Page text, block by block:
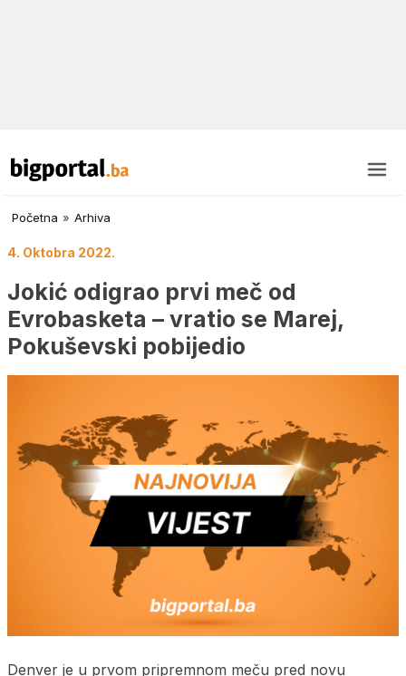
Početna » Arhiva
4. Oktobra 2022.
Jokić odigrao prvi meč od
Evrobasketa – vratio se Marej,
Pokuševski pobijedio
Denver je u prvom pripremnom meču pred novu